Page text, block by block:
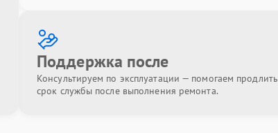
Поддержка после
Консультируем по эксплуатации — помогаем продлить
срок службы после выполнения ремонта.